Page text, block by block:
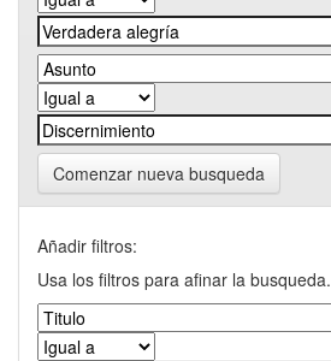
Comenzar nueva busqueda
Añadir filtros:
Usa los filtros para afinar la busqueda.